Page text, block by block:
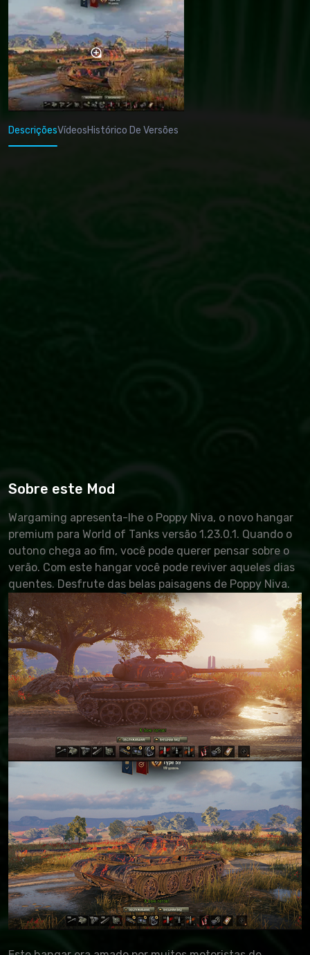
DescriçõesVídeosHistórico De Versões
Sobre este Mod
Wargaming apresenta-lhe o Poppy Niva, o novo hangar
premium para World of Tanks versão 1.23.0.1. Quando o
outono chega ao fim, você pode querer pensar sobre o
verão. Com este hangar você pode reviver aqueles dias
quentes. Desfrute das belas paisagens de Poppy Niva.